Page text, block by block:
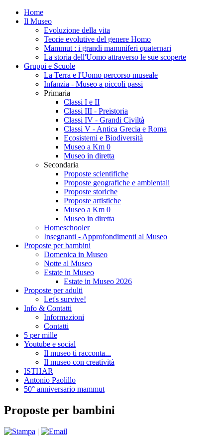
Home
Il Museo
Evoluzione della vita
Teorie evolutive del genere Homo
Mammut : i grandi mammiferi quaternari
La storia dell'Uomo attraverso le sue scoperte
Gruppi e Scuole
La Terra e l'Uomo percorso museale
Infanzia - Museo a piccoli passi
Primaria
Classi I e II
Classi III - Preistoria
Classi IV - Grandi Civiltà
Classi V - Antica Grecia e Roma
Ecosistemi e Biodiversità
Museo a Km 0
Museo in diretta
Secondaria
Proposte scientifiche
Proposte geografiche e ambientali
Proposte storiche
Proposte artistiche
Museo a Km 0
Museo in diretta
Homeschooler
Insegnanti - Approfondimenti al Museo
Proposte per bambini
Domenica in Museo
Notte al Museo
Estate in Museo
Estate in Museo 2026
Proposte per adulti
Let's survive!
Info & Contatti
Informazioni
Contatti
5 per mille
Youtube e social
Il museo ti racconta...
Il museo con creatività
ISTHAR
Antonio Paolillo
50° anniversario mammut
Proposte per bambini
|